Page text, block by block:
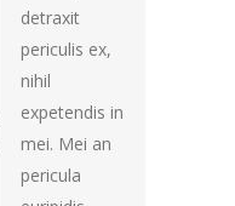
detraxit
periculis ex,
nihil
expetendis in
mei. Mei an
pericula